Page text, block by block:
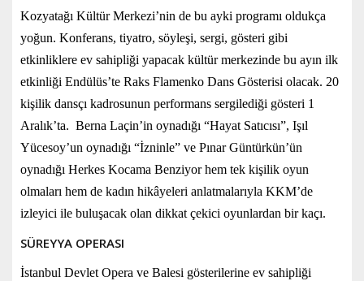
Kozyatağı Kültür Merkezi’nin de bu ayki programı oldukça
yoğun. Konferans, tiyatro, söyleşi, sergi, gösteri gibi
etkinliklere ev sahipliği yapacak kültür merkezinde bu ayın ilk
etkinliği Endülüs’te Raks Flamenko Dans Gösterisi olacak. 20
kişilik dansçı kadrosunun performans sergilediği gösteri 1
Aralık’ta. Berna Laçin’in oynadığı “Hayat Satıcısı”, Işıl
Yücesoy’un oynadığı “İzninle” ve Pınar Güntürkün’ün
oynadığı Herkes Kocama Benziyor hem tek kişilik oyun
olmaları hem de kadın hikâyeleri anlatmalarıyla KKM’de
izleyici ile buluşacak olan dikkat çekici oyunlardan bir kaçı.
SÜREYYA OPERASI
İstanbul Devlet Opera ve Balesi gösterilerine ev sahipliği